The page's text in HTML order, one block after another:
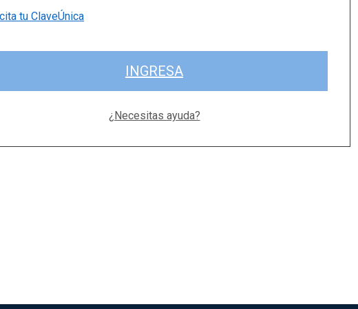
tu ClaveÚnica
INGRESA
¿Necesitas ayuda?